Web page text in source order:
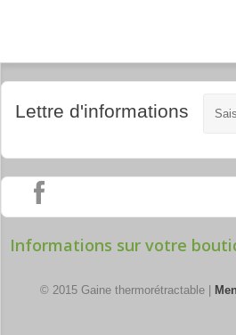
Lettre d'informations
Informations sur votre
© 2015 Gaine thermorétractable |